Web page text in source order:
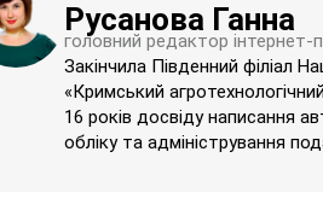
Русанова Ганна
головний редактор
Закінчила Південний філіал
«Кримський
16 років досвіду написання
обліку та адміністрування